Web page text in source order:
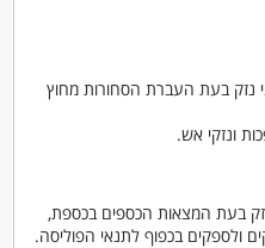
נזק בעת העברת הסחורות מחוץ
ונזקי אש.
בעת המצאות הכספים בכספת,
ולספקים בכפוף לתנאי הפוליסה.